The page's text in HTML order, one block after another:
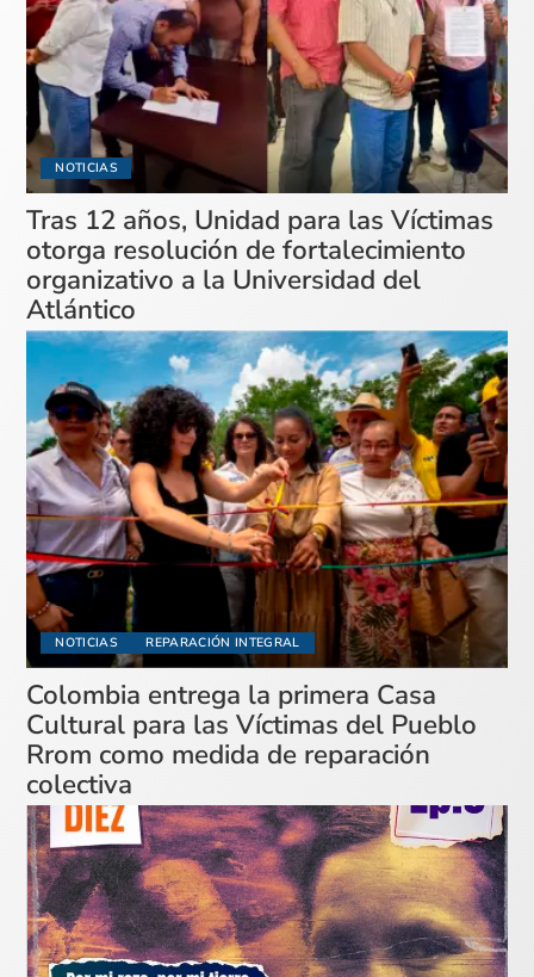
NOTICIAS
Tras 12 años, Unidad para las Víctimas
otorga resolución de fortalecimiento
organizativo a la Universidad del
Atlántico
NOTICIAS REPARACIÓN INTEGRAL
Colombia entrega la primera Casa
Cultural para las Víctimas del Pueblo
Rrom como medida de reparación
colectiva